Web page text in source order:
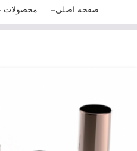
صفحه اصلی محصولات